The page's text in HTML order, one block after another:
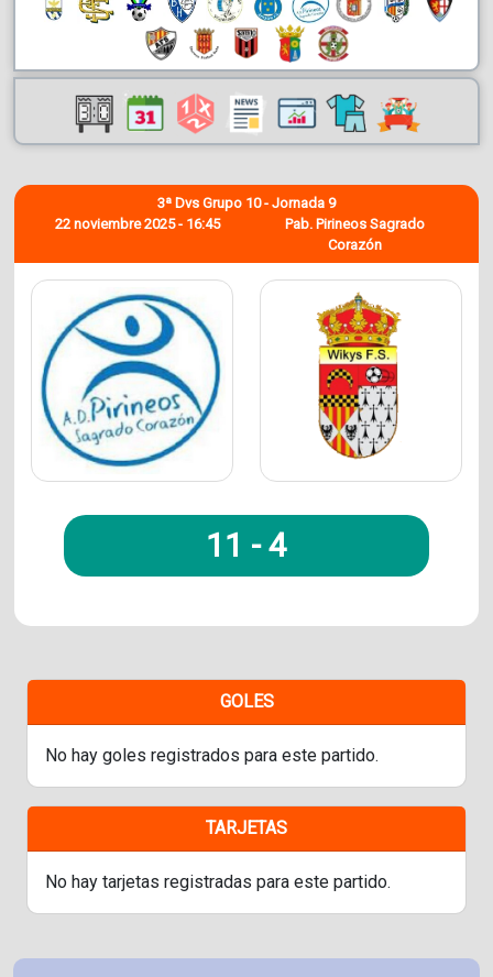
22 noviembre 2025 - 16:45
3ª Dvs Grupo 10 - Jornada 9
Pab. Pirineos Sagrado
Corazón
11 -4
GOLES
No hay goles registrados para este partido.
TARJETAS
No hay tarjetas registradas para este partido.